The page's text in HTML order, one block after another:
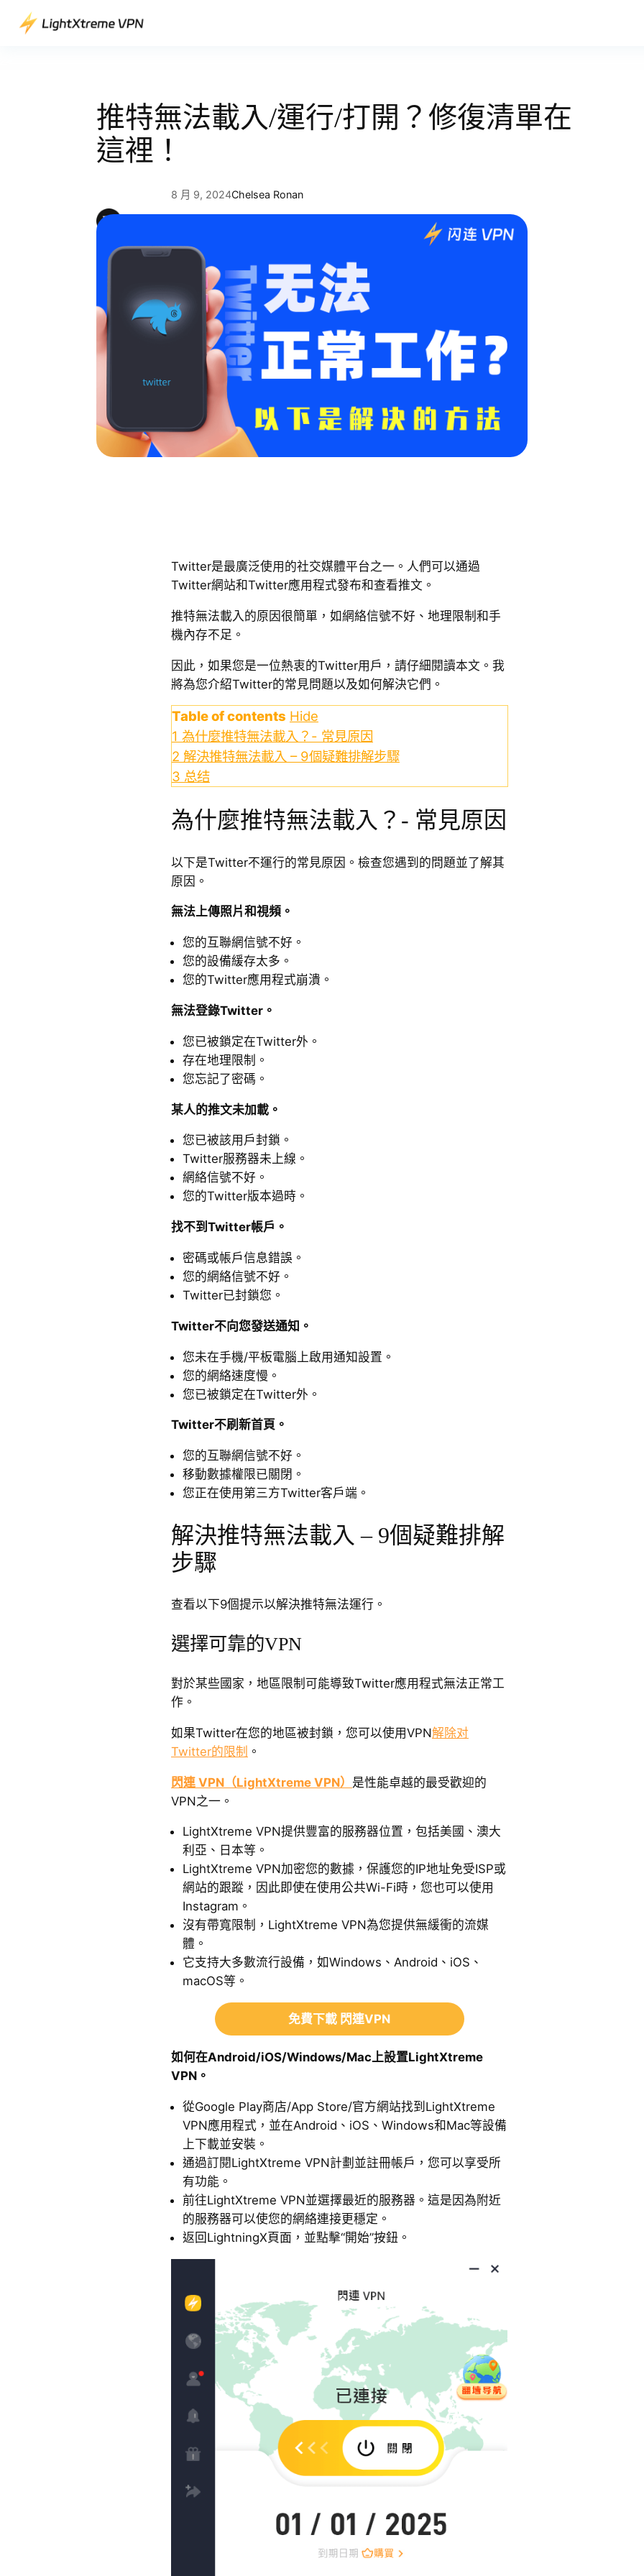
推特無法載入/運行/打開？修復清單在
這裡！
8 月 9, 2024Chelsea Ronan
Twitter是最廣泛使用的社交媒體平台之一。人們可以通過
Twitter網站和Twitter應用程式發布和查看推文。
推特無法載入的原因很簡單，如網絡信號不好、地理限制和手
機內存不足。
因此，如果您是一位熱衷的Twitter用戶，請仔細閱讀本文。我
將為您介紹Twitter的常見問題以及如何解決它們。
Table of contents Hide
1 為什麼推特無法載入？- 常見原因
2 解決推特無法載入 – 9個疑難排解步驟
3 总结
為什麼推特無法載入？- 常見原因
以下是Twitter不運行的常見原因。檢查您遇到的問題並了解其
原因。
無法上傳照片和視頻。
您的互聯網信號不好。
您的設備緩存太多。
您的Twitter應用程式崩潰。
無法登錄Twitter。
您已被鎖定在Twitter外。
存在地理限制。
您忘記了密碼。
某人的推文未加載。
您已被該用戶封鎖。
Twitter服務器未上線。
網絡信號不好。
您的Twitter版本過時。
找不到Twitter帳戶。
密碼或帳戶信息錯誤。
您的網絡信號不好。
Twitter已封鎖您。
Twitter不向您發送通知。
您未在手機/平板電腦上啟用通知設置。
您的網絡速度慢。
您已被鎖定在Twitter外。
Twitter不刷新首頁。
您的互聯網信號不好。
移動數據權限已關閉。
您正在使用第三方Twitter客戶端。
解決推特無法載入 – 9個疑難排解
步驟
查看以下9個提示以解決推特無法運行。
選擇可靠的VPN
對於某些國家，地區限制可能導致Twitter應用程式無法正常工
作。
如果Twitter在您的地區被封鎖，您可以使用VPN解除对
Twitter的限制 。
閃連 VPN（LightXtreme VPN） 是性能卓越的最受歡迎的
VPN之一。
LightXtreme VPN提供豐富的服務器位置，包括美國、澳大
利亞、日本等。
LightXtreme VPN加密您的數據，保護您的IP地址免受ISP或
網站的跟蹤，因此即使在使用公共Wi-Fi時，您也可以使用
Instagram。
沒有帶寬限制，LightXtreme VPN為您提供無緩衝的流媒
體。
它支持大多數流行設備，如Windows、Android、iOS、
macOS等。
免費下載 閃連VPN
如何在Android/iOS/Windows/Mac上設置LightXtreme
VPN。
從Google Play商店/App Store/官方網站找到LightXtreme
VPN應用程式，並在Android、iOS、Windows和Mac等設備
上下載並安裝。
通過訂閱LightXtreme VPN計劃並註冊帳戶，您可以享受所
有功能。
前往LightXtreme VPN並選擇最近的服務器。這是因為附近
的服務器可以使您的網絡連接更穩定。
返回LightningX頁面，並點擊“開始”按鈕。